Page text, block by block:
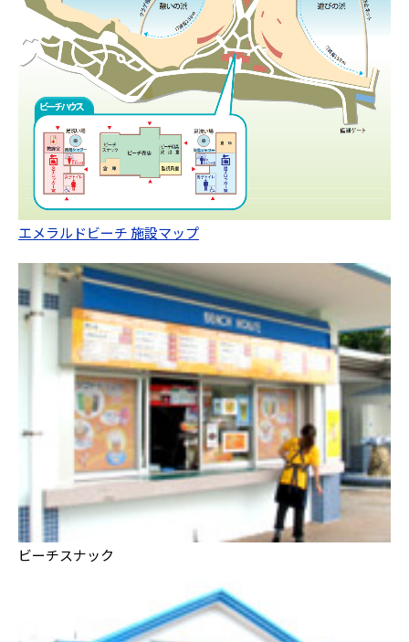
エメラルドビーチ 施設マップ
ビーチスナック